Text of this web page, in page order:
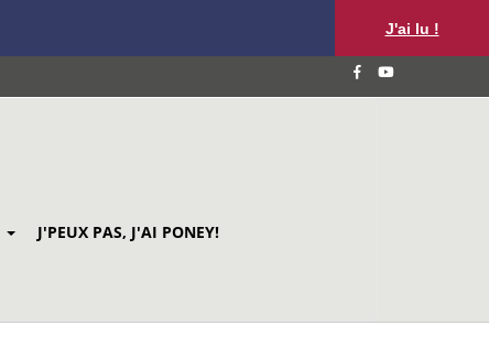
J'ai lu !
J'PEUX PAS, J'AI PONEY!